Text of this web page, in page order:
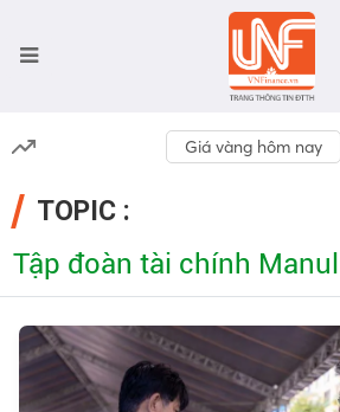
Giá vàng hôm nay
TOPIC :
Tập đoàn tài chính